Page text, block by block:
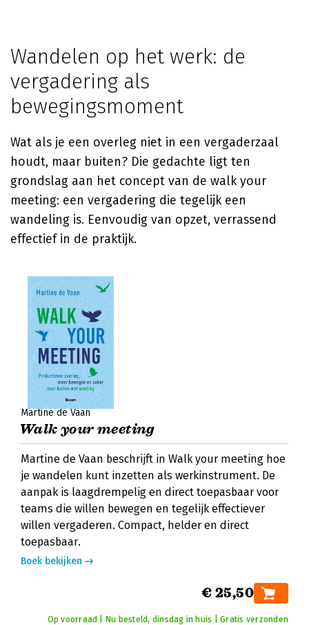
Wandelen op het werk: de
vergadering als
bewegingsmoment
Wat als je een overleg niet in een vergaderzaal
houdt, maar buiten? Die gedachte ligt ten
grondslag aan het concept van de walk your
meeting: een vergadering die tegelijk een
wandeling is. Eenvoudig van opzet, verrassend
effectief in de praktijk.
Martine de Vaan
Walk your meeting
Martine de Vaan beschrijft in Walk your meeting hoe
je wandelen kunt inzetten als werkinstrument. De
aanpak is laagdrempelig en direct toepasbaar voor
teams die willen bewegen en tegelijk effectiever
willen vergaderen. Compact, helder en direct
toepasbaar.
Boek bekijken
€ 25,50
Op voorraad | Nu besteld, dinsdag in huis | Gratis verzonden